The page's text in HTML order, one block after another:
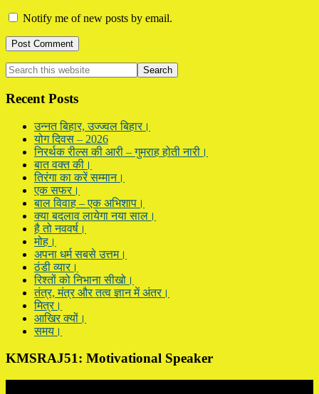
Notify me of new posts by email.
Primary
Sidebar
Search
this
website
Recent Posts
उन्नत बिहार, उज्ज्वल बिहार।
योग दिवस – 2026
निरर्थक रील्स की आरी – गुमराह होती नारी।
बात वक्त की।
तिरंगा का करें सम्मान।
एक सफर।
बाल विवाह – एक अभिशाप।
क्या बदलाव लायेगा नया साल।
है तो नववर्ष।
मोह।
अपना धर्म सबसे उत्तम।
ठंडी व्यार।
रिश्तों को निभाना सीखो।
तंत्र, मंत्र और तत्व ज्ञान में अंतर।
मित्र।
आखिर क्यों।
समय।
KMSRAJ51: Motivational Speaker